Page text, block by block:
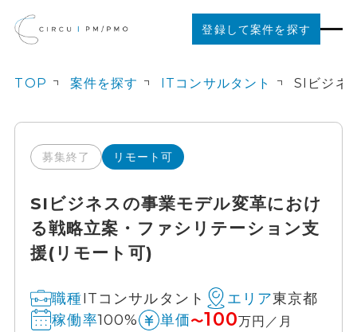
登録して案件を探す
ご利用の流れ
お役立ちコンテンツ
法人の方はこちら
TOP 案件を探す ITコンサルタント
募集終了 リモート可
SIビジネスの事業モデル変革におけ
る戦略立案・ファシリテーション支
援(リモート可)
職種ITコンサルタント エリア東京都
稼働率100% 単価〜100万円／月